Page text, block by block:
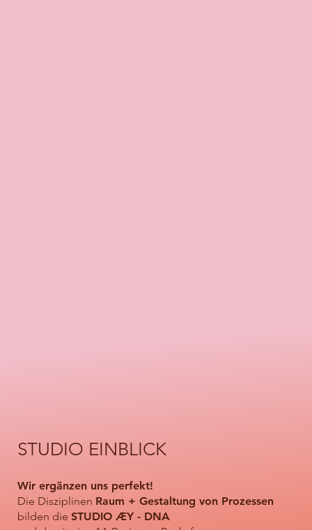
STUDIO EINBLICK
Wir ergänzen uns perfekt!
Die Disziplinen Raum + Gestaltung von Prozessen
bilden dieSTUDIO ÆY - DNA